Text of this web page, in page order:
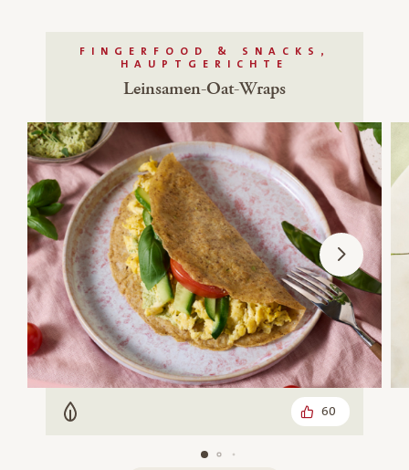
FINGERFOOD & SNACKS,
HAUPTGERICHTE
Leinsamen-Oat-Wraps
Vegetarisch 60